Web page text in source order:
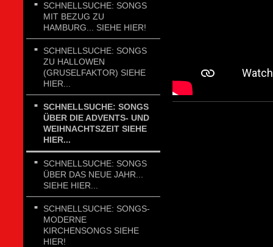
SCHNELLSUCHE: SONGS
MIT BEZUG ZU
HAMBURG... SIEHE HIER!
SCHNELLSUCHE: SONGS
ZU HALLOWEN
(GRUSELFAKTOR) SIEHE
HIER...
SCHNELLSUCHE: SONGS
ÜBER DIE ADVENTS- UND
WEIHNACHTSZEIT SIEHE
HIER...
SCHNELLSUCHE: SONGS
ÜBER DAS NEUE JAHR...
SIEHE HIER...
SCHNELLSUCHE: SONGS-
MODERNE
KIRCHENSONGS SIEHE
HIER!